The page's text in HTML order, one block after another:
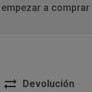
a comprar
sync_alt
Devolución